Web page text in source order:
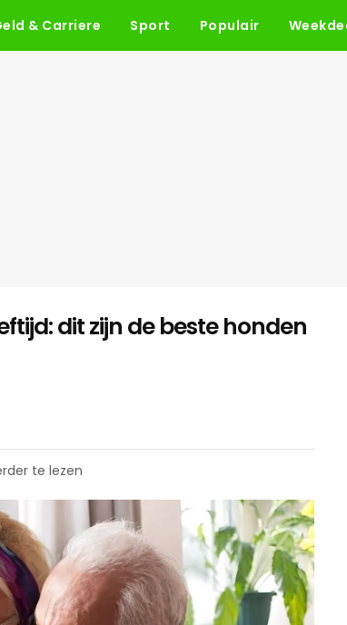
& Carriere Sport Populair
dit zijn de beste honden
te lezen